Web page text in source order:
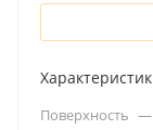
Поверхность —